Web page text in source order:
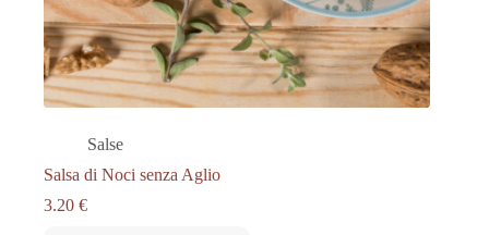
Salse
Salsa di Noci senza Aglio
3.20 €